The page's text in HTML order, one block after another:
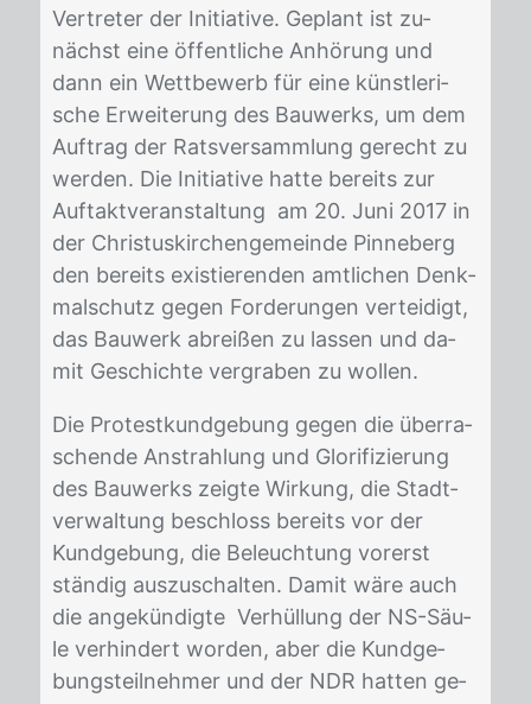
Ver­tre­ter der In­itia­ti­ve. Ge­plant ist zu­
nächst eine öf­fent­li­che An­hö­rung und
dann ein Wett­be­werb für eine künst­le­ri­
sche Er­wei­te­rung des Bau­werks, um dem
Auf­trag der Rats­ver­samm­lung ge­recht zu
wer­den. Die In­itia­ti­ve hat­te be­reits zur
Auf­takt­ver­an­stal­tung am 20. Juni 2017 in
der Chris­tus­kir­chen­ge­mein­de Pin­ne­berg
den be­reits exis­tie­ren­den amt­li­chen Denk­
mal­schutz ge­gen For­de­run­gen ver­tei­digt,
das Bau­werk ab­rei­ßen zu las­sen und da­
mit Ge­schich­te ver­gra­ben zu wol­len.
Die Pro­test­kund­ge­bung ge­gen die über­ra­
schen­de An­strah­lung und Glo­ri­fi­zie­rung
des Bau­werks zeig­te Wir­kung, die Stadt­
ver­wal­tung be­schloss be­reits vor der
Kund­ge­bung, die Be­leuch­tung vor­erst
stän­dig aus­zu­schal­ten. Da­mit wäre auch
die an­ge­kün­dig­te Ver­hül­lung der NS-Säu­
le ver­hin­dert wor­den, aber die Kund­ge­
bungs­teil­neh­mer und der NDR hat­ten ge­